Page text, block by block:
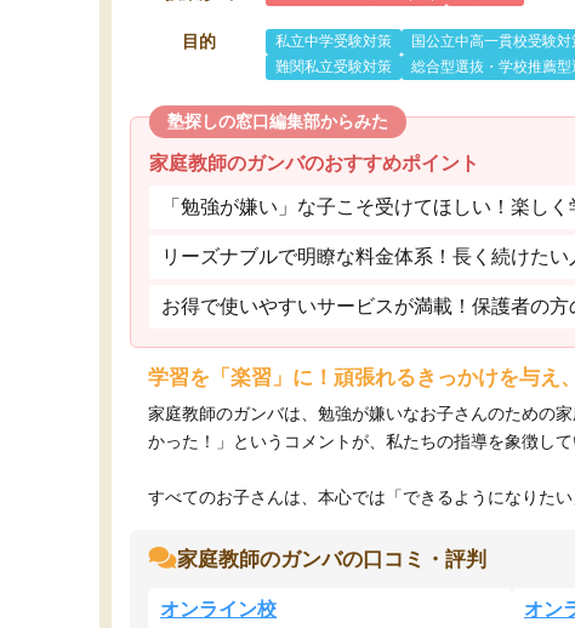
目的 私立中学受験対策 国公立中高一貫校受験対
難関私立受験対策
総合型選抜・学校推薦型
塾探しの窓口編集部からみた
家庭教師のガンバのおすすめポイント
「勉強が嫌い」な子こそ受けてほしい！楽し
リーズナブルで明瞭な料金体系！長く続けたい
お得で使いやすいサービスが満載！保護者の
学習を「楽習」に！頑張れるきっかけを与え
家庭教師のガンバは、勉強が嫌いなお子さんのための
かった！」というコメントが、私たちの指導を象徴して
すべてのお子さんは、本心では「できるようになりたい
家庭教師のガンバの口コミ・評判
オンライン校 オン